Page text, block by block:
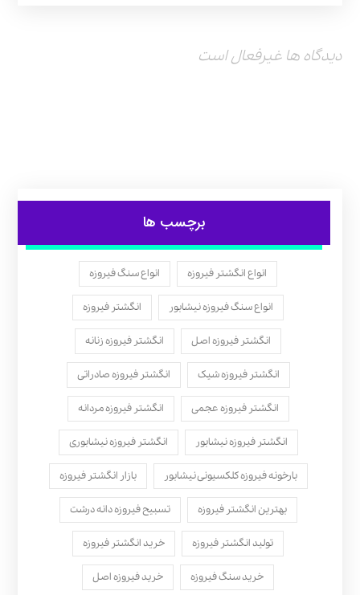
دیدگاه ها غیرفعال است
برچسب ها
انواع انگشتر فیروزه انواع سنگ فیروزه
انواع سنگ فیروزه نیشابور انگشتر فیروزه
انگشتر فیروزه اصل انگشتر فیروزه زنانه
انگشتر فیروزه شیک انگشتر فیروزه صادراتی
انگشتر فیروزه عجمی انگشتر فیروزه مردانه
انگشتر فیروزه نیشابور انگشتر فیروزه نیشابوری
بارخونه فیروزه کلکسیونی نیشابور بازار انگشتر فیروزه
بهترین انگشتر فیروزه تسبیح فیروزه دانه درشت
تولید انگشتر فیروزه خرید انگشتر فیروزه
خرید سنگ فیروزه خرید فیروزه اصل